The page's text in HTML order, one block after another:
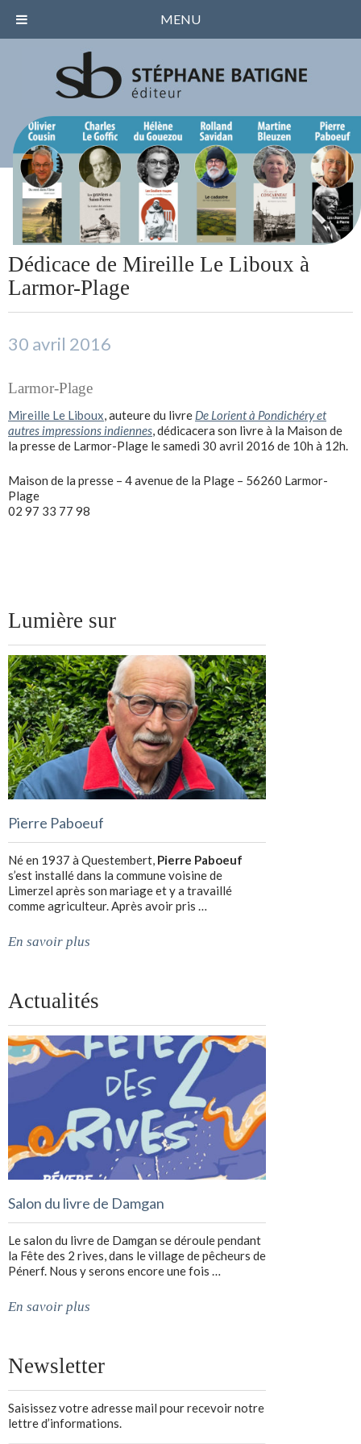
Dédicace de Mireille Le Liboux à
Larmor-Plage
30 avril 2016
Larmor-Plage
Mireille Le Liboux, auteure du livre De Lorient à Pondichéry et
autres impressions indiennes, dédicacera son livre à la Maison de
la presse de Larmor-Plage le samedi 30 avril 2016 de 10h à 12h.
Maison de la presse – 4 avenue de la Plage – 56260 Larmor-
Plage
02 97 33 77 98
Lumière sur
Pierre Paboeuf
Né en 1937 à Questembert, Pierre Paboeuf
s’est installé dans la commune voisine de
Limerzel après son mariage et y a travaillé
comme agriculteur. Après avoir pris …
En savoir plus
Actualités
Salon du livre de Damgan
Le salon du livre de Damgan se déroule pendant
la Fête des 2 rives, dans le village de pêcheurs de
Pénerf. Nous y serons encore une fois …
En savoir plus
Newsletter
Saisissez votre adresse mail pour recevoir notre
lettre d’informations.
MENU